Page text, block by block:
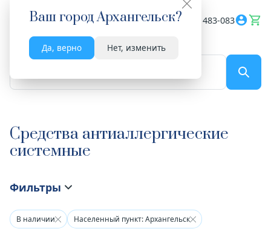
Ваш городАрхангельск?
Да, верно Нет, изменить
Весь сайт 8182 483-083
Средства антиаллергические
системные
Фильтры
В наличии Населенный пункт: Архангельск